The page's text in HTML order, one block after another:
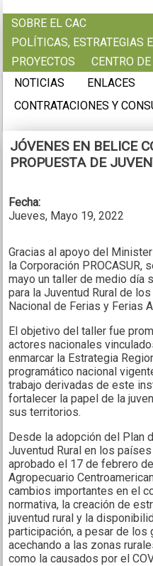
SOBRE EL CAC
POLÍTICAS, ESTRATEGIAS
PROYECTOS
CENTRO
NOTICIAS
ENLACES
CONTRATACIONES Y
JÓVENES EN BELICE
PROPUESTA DE
Fecha:
Jueves, Mayo 19, 2022
Gracias al apoyo del
la Corporación
mayo un taller de medio día
para la Juventud Rural de
Nacional de Ferias y Ferias
El objetivo del taller fue
actores nacionales
enmarcar la Estrategia
programático nacional
trabajo derivadas de este
fortalecer la papel de la
sus territorios.
Desde la adopción del Plan
Juventud Rural en los
aprobado el 17 de febrero
Agropecuario
cambios importantes en el
normativa, la creación de
juventud rural y la
participación, a pesar de
acechando a las zonas
como la causados ​​por el